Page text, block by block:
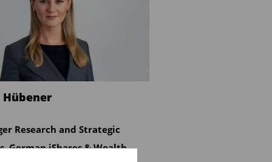
Research and ­Strategic
German iShares & Wealth,